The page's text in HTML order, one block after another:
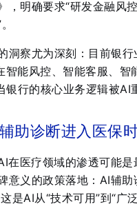
，明确要求“研发金融风
。
洞察尤为深刻：目前银
智能风控、智能客服、智
银行的核心业务逻辑被AI
助诊断进入医保
在医疗领域的渗透可能
意义的政策落地：AI辅
是AI从“技术可用”到“广